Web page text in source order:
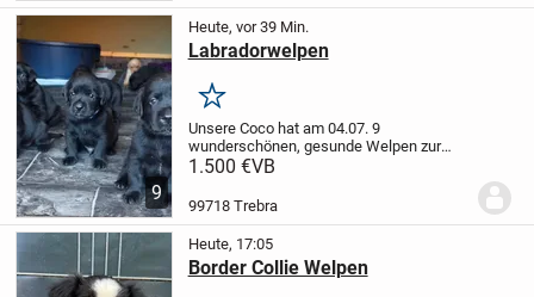
9
Heute, vor 39 Min.
Labradorwelpen
Merken
Unsere Coco hat am 04.07. 9
wunderschönen, gesunde Welpen zur
Welt gebracht. Es sind 5 Hündinnen 3 x
Rüden. Coco ist ein Goldator 75%
1.500 €VB
99718 Trebra
Heute, 17:05
Border Collie Welpen